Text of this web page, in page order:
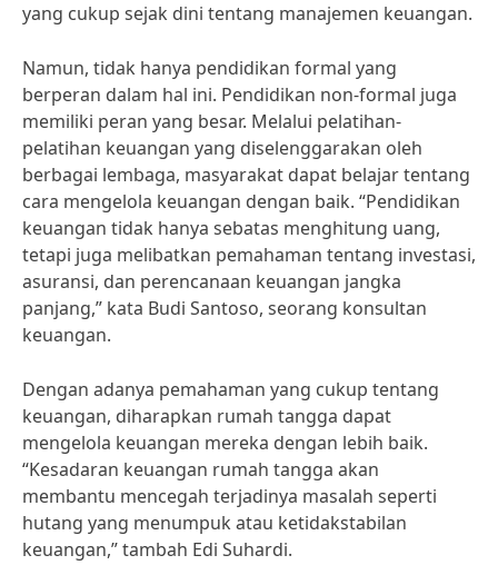
yang cukup sejak dini tentang manajemen keuangan.
Namun, tidak hanya pendidikan formal yang
berperan dalam hal ini. Pendidikan non-formal juga
memiliki peran yang besar. Melalui pelatihan-
pelatihan keuangan yang diselenggarakan oleh
berbagai lembaga, masyarakat dapat belajar tentang
cara mengelola keuangan dengan baik. “Pendidikan
keuangan tidak hanya sebatas menghitung uang,
tetapi juga melibatkan pemahaman tentang investasi,
asuransi, dan perencanaan keuangan jangka
panjang,” kata Budi Santoso, seorang konsultan
keuangan.
Dengan adanya pemahaman yang cukup tentang
keuangan, diharapkan rumah tangga dapat
mengelola keuangan mereka dengan lebih baik.
“Kesadaran keuangan rumah tangga akan
membantu mencegah terjadinya masalah seperti
hutang yang menumpuk atau ketidakstabilan
keuangan,” tambah Edi Suhardi.